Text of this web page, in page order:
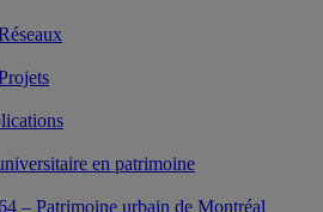
en patrimoine
– Patrimoine urbain de Montréal